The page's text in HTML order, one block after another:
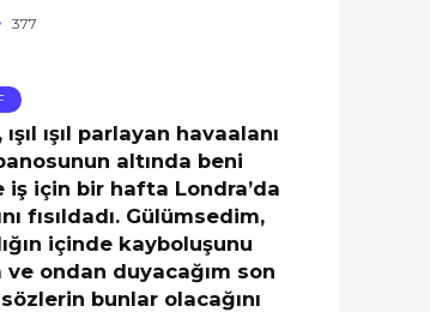
377
ışıl parlayan havaalanı
altında beni
iş için bir hafta Londra’da
fısıldadı. Gülümsedim,
içinde kayboluşunu
ondan duyacağım son
bunlar olacağını